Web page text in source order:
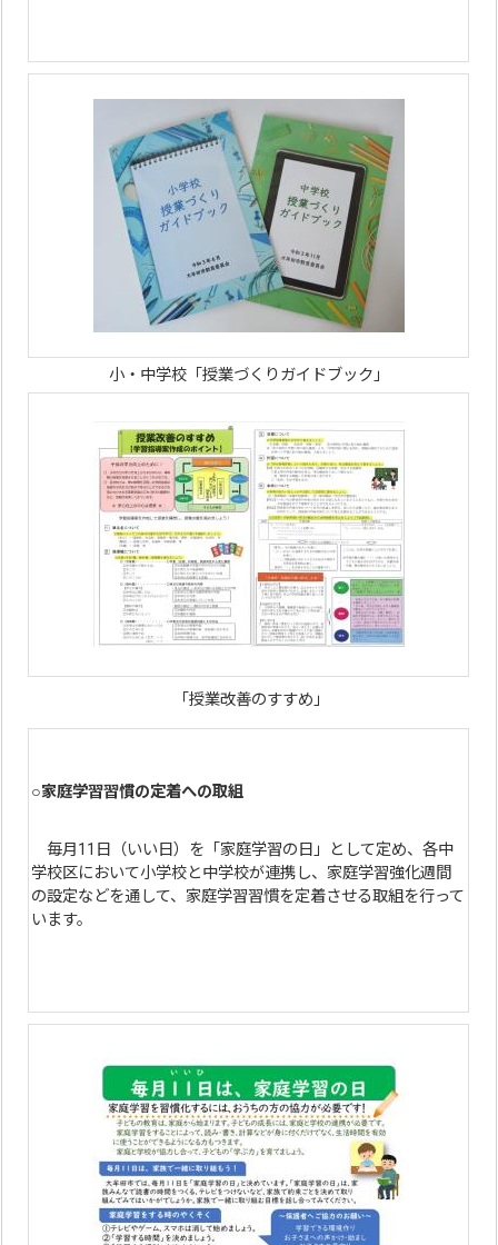
小・中学校「授業づくりガイドブック」
「授業改善のすすめ」
○家庭学習習慣の定着への取組
毎月11日（いい日）を「家庭学習の日」として定め、各中
学校区において小学校と中学校が連携し、家庭学習強化週間
の設定などを通して、家庭学習習慣を定着させる取組を行って
います。